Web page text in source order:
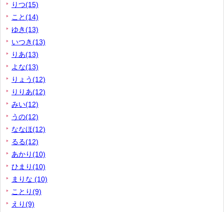
りつ(15)
こと(14)
ゆき(13)
いつき(13)
りあ(13)
よな(13)
りょう(12)
りりあ(12)
みい(12)
うの(12)
ななほ(12)
るる(12)
あかり(10)
ひまり(10)
まりな (10)
ことり(9)
えり(9)